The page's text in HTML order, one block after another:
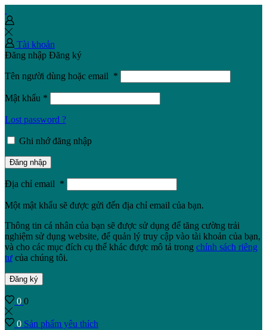
Tài khoản
Đăng nhập Đăng ký
Tên người dùng hoặc email *
Mật khẩu *
Lost password ?
Ghi nhớ đăng nhập
Đăng nhập
Địa chỉ email *
Một mật khẩu sẽ được gửi đến địa chỉ email của bạn.
Thông tin cá nhân của bạn sẽ được sử dụng để tăng cường trải
nghiệm sử dụng website, để quản lý truy cập vào tài khoản của bạn,
và cho các mục đích cụ thể khác được mô tả trong chính sách riêng
tư của chúng tôi.
Đăng ký
0 0
0 Sản phẩm yêu thích